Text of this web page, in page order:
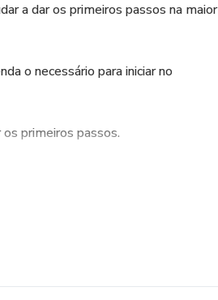
a dar os primeiros passos na maior
o necessário para iniciar no
primeiros passos.
sem rodeios e executando a